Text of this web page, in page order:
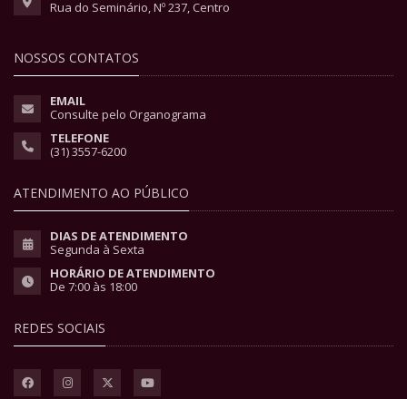
Rua do Seminário, Nº 237, Centro
NOSSOS CONTATOS
EMAIL
Consulte pelo Organograma
TELEFONE
(31) 3557-6200
ATENDIMENTO AO PÚBLICO
DIAS DE ATENDIMENTO
Segunda à Sexta
HORÁRIO DE ATENDIMENTO
De 7:00 às 18:00
REDES SOCIAIS